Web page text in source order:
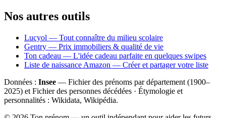
Nos autres outils
Lucyol — Tout connaître du milieu scolaire
Gentry — Prix immobiliers & qualité de vie
Ton cadeau — L'idée cadeau parfaite en quelques swipes
Liste de naissance Amazon — Créer et partager votre liste
Données : Insee — Fichier des prénoms par département (1900–
2025) et Fichier des personnes décédées · Étymologie et
personnalités : Wikidata, Wikipédia.